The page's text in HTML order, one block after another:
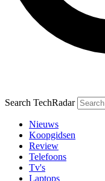
Search TechRadar
Nieuws
Koopgidsen
Review
Telefoons
Tv's
Laptops